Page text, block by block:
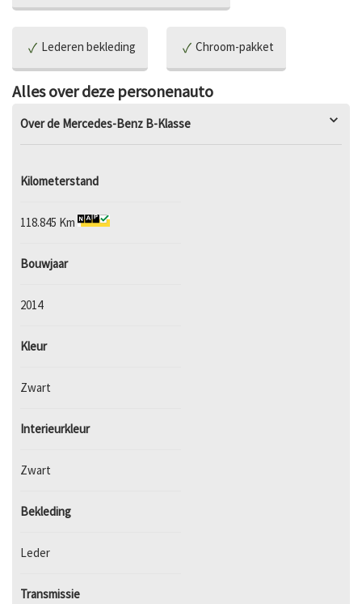
Lederen bekleding Chroom-pakket
Alles over deze personenauto
Over de Mercedes-Benz B-Klasse
Kilometerstand
118.845 Km
Bouwjaar
2014
Kleur
Zwart
Interieurkleur
Zwart
Bekleding
Leder
Transmissie